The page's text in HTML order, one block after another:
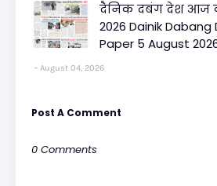
दैनिक दबंग देश आज
2026 Dainik Dabang
Paper 5 August
August 04, 2026
Post A Comment
0 Comments